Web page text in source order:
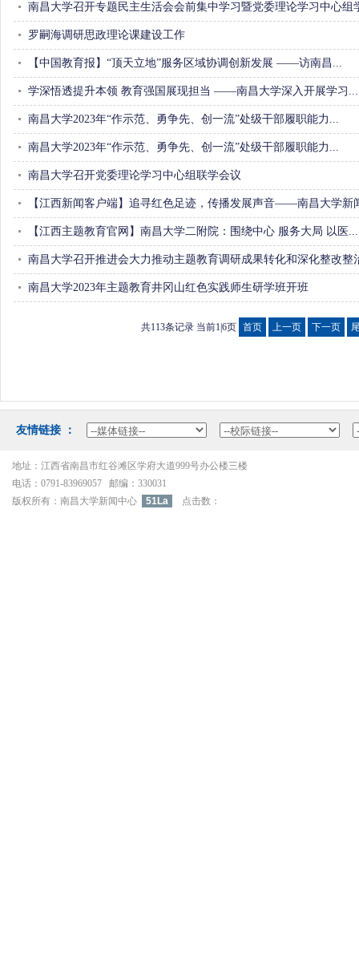
南昌大学召开专题民主生活会会前集中学习暨党委理论学习中心组
罗嗣海调研思政理论课建设工作
【中国教育报】“顶天立地”服务区域协调创新发展——访南昌...
学深悟透提升本领教育强国展现担当 ——南昌大学深入开展学习...
南昌大学2023年“作示范、勇争先、创一流”处级干部履职能力...
南昌大学2023年“作示范、勇争先、创一流”处级干部履职能力...
南昌大学召开党委理论学习中心组联学会议
【江西新闻客户端】追寻红色足迹，传播发展声音——南昌大学新
【江西主题教育官网】南昌大学二附院：围绕中心服务大局 以医...
南昌大学召开推进会大力推动主题教育调研成果转化和深化整改整
南昌大学2023年主题教育井冈山红色实践师生研学班开班
共113条记录当前1|6页 首页 上一页 下一页
友情链接：
地址：江西省南昌市红谷滩区学府大道999号办公楼三楼
电话：0791-83969057邮编：330031
版权所有：南昌大学新闻中心
51La 点击数：